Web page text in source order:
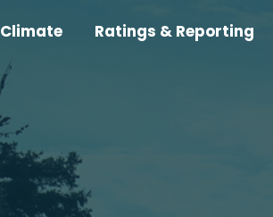
Climate Ratings & Reporting